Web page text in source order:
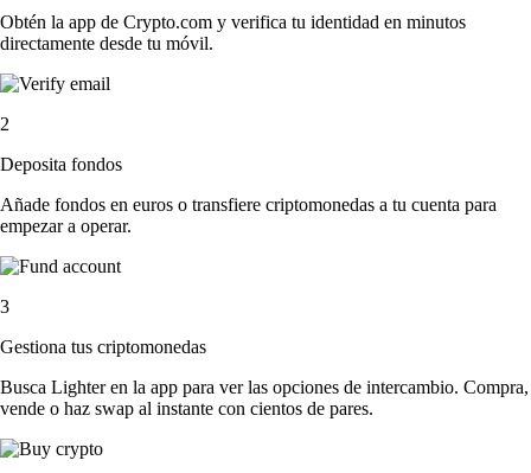
Obtén la app de Crypto.com y verifica tu identidad en minutos
directamente desde tu móvil.
2
Deposita fondos
Añade fondos en euros o transfiere criptomonedas a tu cuenta para
empezar a operar.
3
Gestiona tus criptomonedas
Busca Lighter en la app para ver las opciones de intercambio. Compra,
vende o haz swap al instante con cientos de pares.